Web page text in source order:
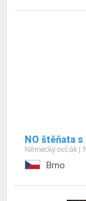
NO štěňata s
Německý ovčák
Brno